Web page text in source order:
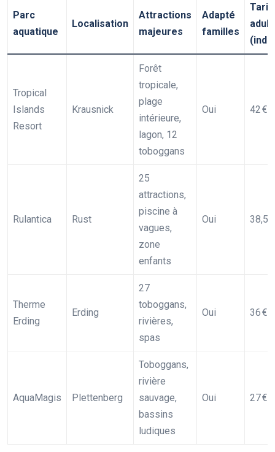
Parc
aquatique
Localisation
Attractions
majeures
Adapté
familles
Tarif
Tropical
Islands
Resort
Krausnick
Forêt
tropicale,
plage
intérieure,
lagon, 12
toboggans
Oui 42 €
Rulantica Rust
25
attractions,
piscine à
vagues,
zone
enfants
Oui 38,50
Therme
Erding
Erding
27
toboggans,
rivières,
spas
Oui 36 €
AquaMagis Plettenberg
Toboggans,
rivière
sauvage,
bassins
ludiques
Oui 27 €